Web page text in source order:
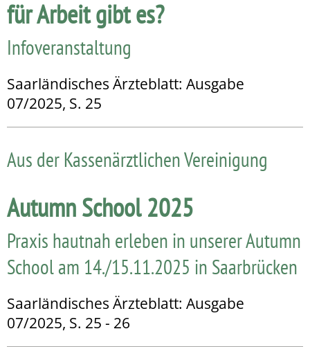
für Arbeit gibt es?
Infoveranstaltung
Saarländisches Ärzteblatt: Ausgabe
07/2025, S. 25
Aus der Kassenärztlichen Vereinigung
Autumn School 2025
Praxis hautnah erleben in unserer Autumn
School am 14./15.11.2025 in Saarbrücken
Saarländisches Ärzteblatt: Ausgabe
07/2025, S. 25 - 26